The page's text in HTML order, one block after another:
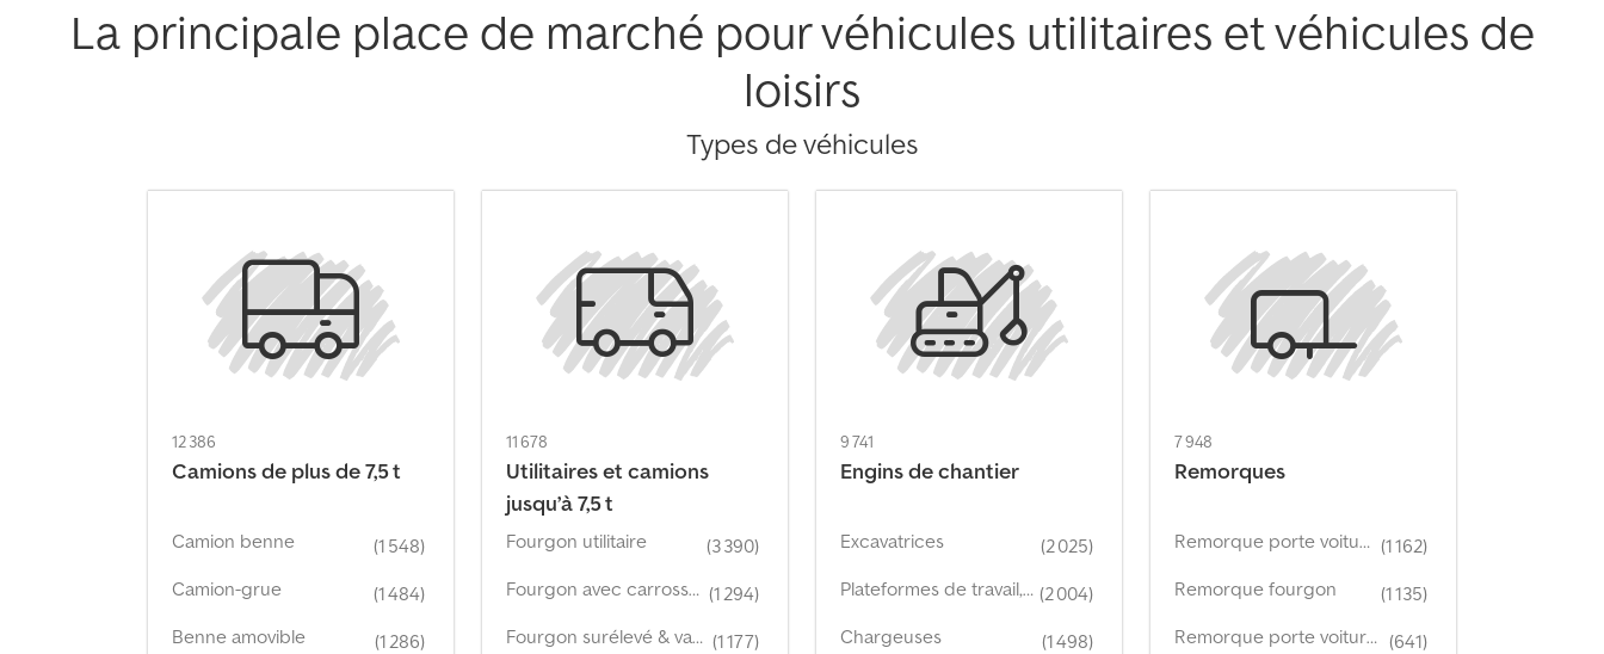
PALETTENKASTEN * 5 900 €
La principale place de marché pour véhicules utilitaires et véhicules de
loisirs
Types de véhicules
12 386
Camions de plus de 7,5 t
Camion benne
(1 548)
Camion-grue
(1 484)
Benne amovible
(1 286)
11 678
Utilitaires et camions
jusqu’à 7,5 t
Fourgon utilitaire
(3 390)
Fourgon avec carrosserie à caisse (1 294)
Fourgon surélevé & van surélevé (1 177)
9 741
Engins de chantier
Excavatrices
(2 025)
Plateformes de travail, plateformes de transport (2 004)
Chargeuses
(1 498)
7 948
Remorques
Remorque porte voitures (1 162)
Remorque fourgon
(1 135)
Remorque porte voitures (641)